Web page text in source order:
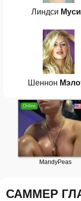
Линдси
Шеннон
САММЕР